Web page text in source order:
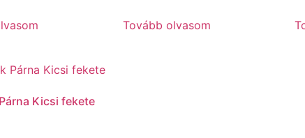
Tovább olvasom
Kicsi fekete